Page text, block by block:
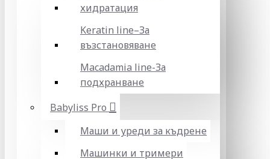
хидратация
Keratin line–За
възстановяване
Macadamia line-За
подхранване
Babyliss Pro
Маши и уреди за къдрене
Машинки и тримери